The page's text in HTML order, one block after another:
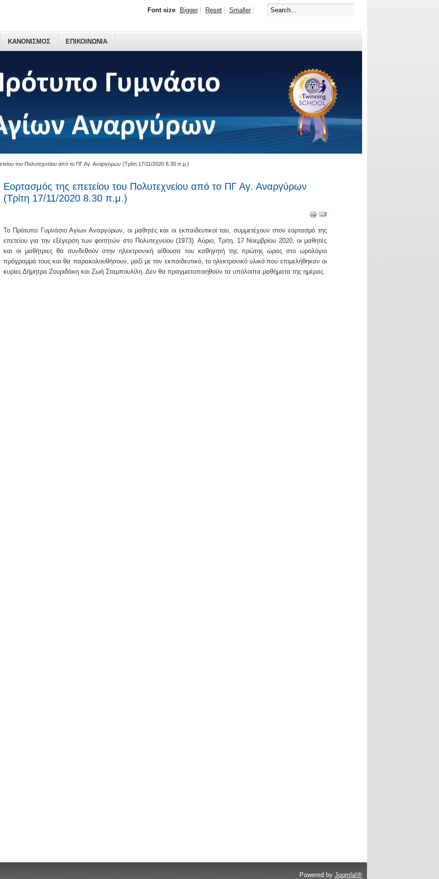
ΚΑΝΟΝΙΣΜΟΣ ΕΠΙΚΟΙΝΩΝΙΑ
Font size Bigger Reset Smaller
του Πολυτεχνείου από το ΠΓ Αγ. Αναργύρων (Τρίτη 17/11/2020 8.30 π.μ.)
Εορτασμός της επετείου του Πολυτεχνείου από το ΠΓ Αγ. Αναργύρων
(Τρίτη 17/11/2020 8.30 π.μ.)
Το Πρότυπο Γυμνάσιο Αγίων Αναργύρων, οι μαθητές και οι εκπαιδευτικοί του, συμμετέχουν στον εορτασμό της
επετείου για την εξέγερση των φοιτητών στο Πολυτεχνείου (1973). Αύριο, Τρίτη, 17 Νοεμβρίου 2020, οι μαθητές
και οι μαθήτριες θα συνδεθούν στην ηλεκτρονική αίθουσα του καθηγητή της πρώτης ώρας στο ωρολόγιο
πρόγραμμά τους και θα παρακολουθήσουν, μαζί με τον εκπαιδευτικό, το ηλεκτρονικό υλικό που επιμελήθηκαν οι
κυρίες Δήμητρα Ζουριδάκη και Ζωή Σταμπουλίλη. Δεν θα πραγματοποιηθούν τα υπόλοιπα μαθήματα της ημέρας.
Powered by Joomla!®